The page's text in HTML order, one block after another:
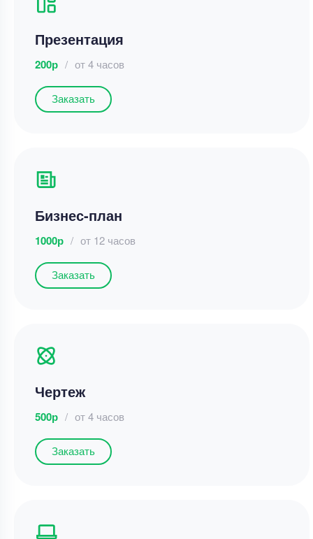
Презентация
200р / от 4 часов
Заказать
Бизнес-план
1000р / от 12 часов
Заказать
Чертеж
500р / от 4 часов
Заказать